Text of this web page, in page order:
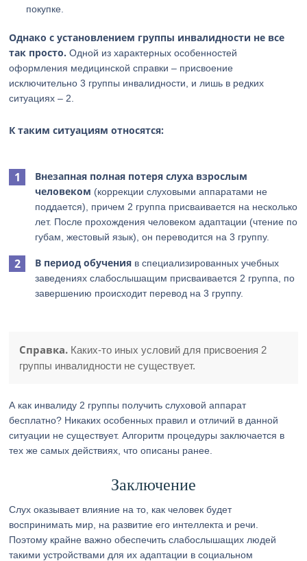
покупке.
Однако с установлением группы инвалидности не все
так просто.Одной из характерных особенностей
оформления медицинской справки – присвоение
исключительно 3 группы инвалидности, и лишь в редких
ситуациях – 2.
К таким ситуациям относятся:
Внезапная полная потеря слуха взрослым
человеком (коррекции слуховыми аппаратами не
поддается), причем 2 группа присваивается на несколько
лет. После прохождения человеком адаптации (чтение по
губам, жестовый язык), он переводится на 3 группу.
В период обучения в специализированных учебных
заведениях слабослышащим присваивается 2 группа, по
завершению происходит перевод на 3 группу.
Справка. Каких-то иных условий для присвоения 2
группы инвалидности не существует.
А как инвалиду 2 группы получить слуховой аппарат
бесплатно? Никаких особенных правил и отличий в данной
ситуации не существует. Алгоритм процедуры заключается в
тех же самых действиях, что описаны ранее.
Заключение
Слух оказывает влияние на то, как человек будет
воспринимать мир, на развитие его интеллекта и речи.
Поэтому крайне важно обеспечить слабослышащих людей
такими устройствами для их адаптации в социальном